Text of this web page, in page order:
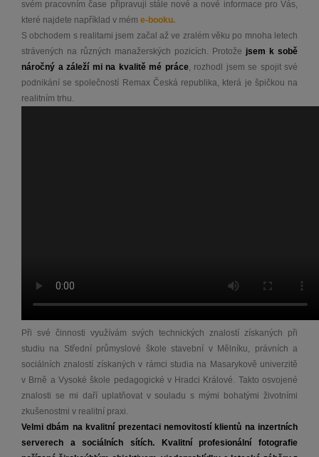
svém pracovním čase připravuji stále nové a nové informace pro Vás,
které najdete například v mém e-booku.
S obchodem s realitami jsem začal až ve zralém věku po mnoha letech
strávených na různých manažerských pozicích. Protože jsem k sobě
náročný a záleží mi na kvalitě mé práce, rozhodl jsem se spojit své
podnikání se společností Remax Česká republika, která je špičkou na
realitním trhu.
Při své činnosti využívám svých technických znalostí získaných při
studiu na Střední průmyslové škole stavební v Mělníku, právních a
sociálních znalostí získaných v rámci studia na Masarykově univerzitě
v Brně a Vysoké škole pedagogické v Hradci Králové. Takto osvojené
znalosti se mi daří uplatňovat v souladu s mými bohatými životními
zkušenostmi v realitní praxi.
Velmi dbám na kvalitní prezentaci nemovitostí klientů na inzertních
serverech a sociálních sítích. Kvalitní profesionální fotografie